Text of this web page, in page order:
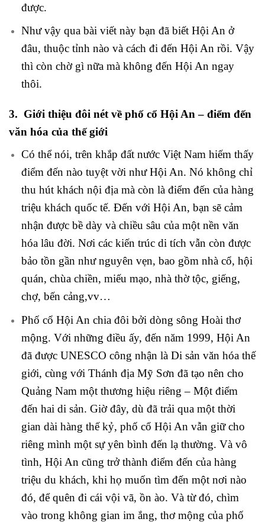
được.
Như vậy qua bài viết này bạn đã biết Hội An ở
đâu, thuộc tỉnh nào và cách đi đến Hội An rồi. Vậy
thì còn chờ gì nữa mà không đến Hội An ngay
thôi.
3. Giới thiệu đôi nét về phố cổ Hội An – điểm đến
văn hóa của thế giới
Có thể nói, trên khắp đất nước Việt Nam hiếm thấy
điểm đến nào tuyệt vời như Hội An. Nó không chỉ
thu hút khách nội địa mà còn là điểm đến của hàng
triệu khách quốc tế. Đến với Hội An, bạn sẽ cảm
nhận được bề dày và chiều sâu của một nền văn
hóa lâu đời. Nơi các kiến trúc di tích vẫn còn được
bảo tồn gần như nguyên vẹn, bao gồm nhà cổ, hội
quán, chùa chiền, miếu mạo, nhà thờ tộc, giếng,
chợ, bến cảng,vv…
Phố cổ Hội An chia đôi bởi dòng sông Hoài thơ
mộng. Với những điều ấy, đến năm 1999, Hội An
đã được UNESCO công nhận là Di sản văn hóa thế
giới, cùng với Thánh địa Mỹ Sơn đã tạo nên cho
Quảng Nam một thương hiệu riêng – Một điểm
đến hai di sản. Giờ đây, dù đã trải qua một thời
gian dài hàng thế kỷ, phố cổ Hội An vẫn giữ cho
riêng mình một sự yên bình đến lạ thường. Và vô
tình, Hội An cũng trở thành điểm đến của hàng
triệu du khách, khi họ muốn tìm đến một nơi nào
đó, để quên đi cái vội vã, ồn ào. Và từ đó, chìm
vào trong không gian im ắng, thơ mộng của phố